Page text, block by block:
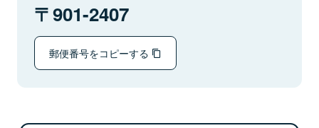
901-2407
郵便番号をコピーする